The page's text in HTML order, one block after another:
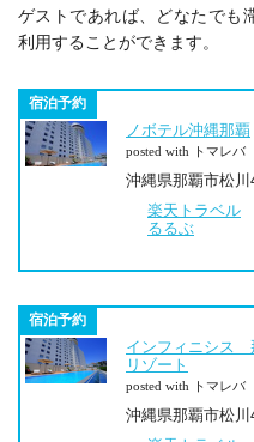
ゲストであれば、どなたでも
利用することができます。
宿泊予約
ノボテル沖縄那覇
posted with トマレバ
沖縄県那覇市松川
楽天トラベル
るるぶ
宿泊予約
インフィニシ
リゾート
posted with トマレバ
沖縄県那覇市松川